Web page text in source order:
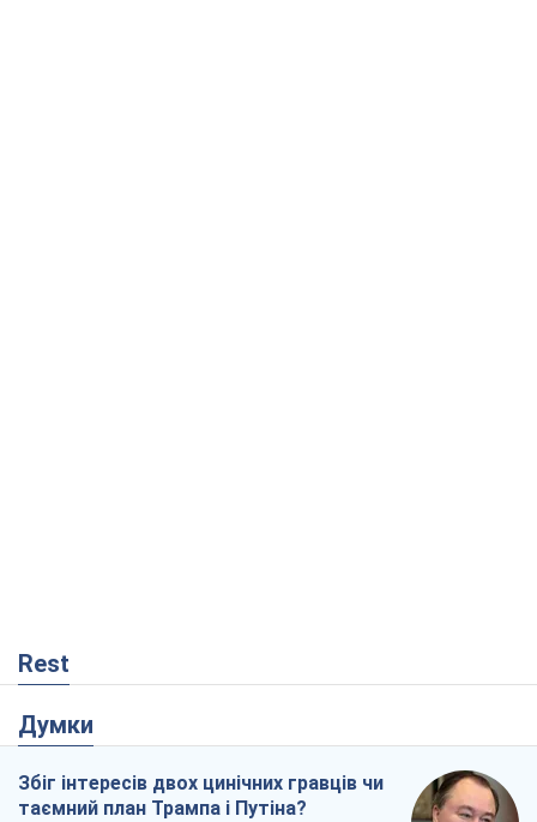
Rest
Думки
Збіг інтересів двох цинічних гравців чи
таємний план Трампа і Путіна?